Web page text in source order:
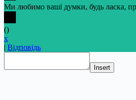
Ми любимо ваші думки, будь ласка,
()
x
| Відповідь
Insert